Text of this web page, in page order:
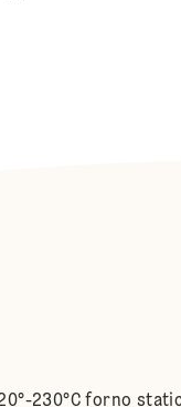
230°C forno